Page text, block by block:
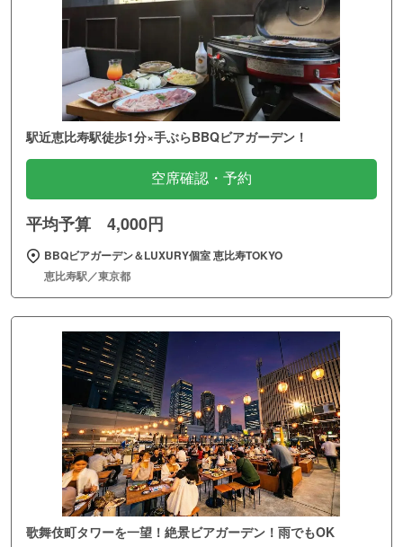
駅近恵比寿駅徒歩1分×手ぶらBBQビアガーデン！
空席確認・予約
平均予算 4,000円
BBQビアガーデン＆LUXURY個室 恵比寿TOKYO
恵比寿駅／東京都
歌舞伎町タワーを一望！絶景ビアガーデン！雨でもOK